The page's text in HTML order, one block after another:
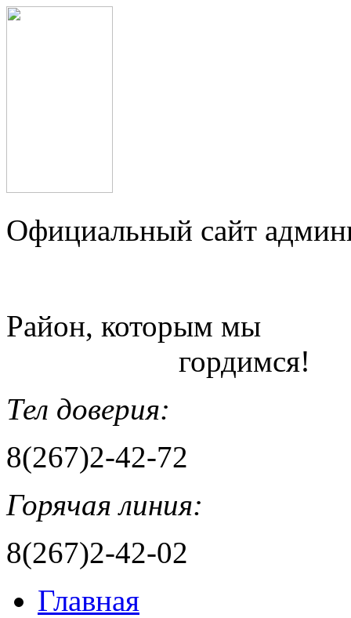
Официальный сайт
Район, которым мы
гордимся!
Тел доверия:
8(267)2-42-72
Горячая линия:
8(267)2-42-02
Главная